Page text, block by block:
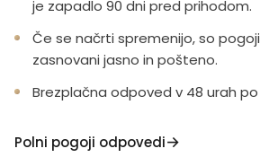
je zapadlo 90 dni pred prihodom.
Če se načrti spremenijo, so
zasnovani jasno in pošteno.
Brezplačna odpoved v 48 urah
Polni pogoji odpovedi